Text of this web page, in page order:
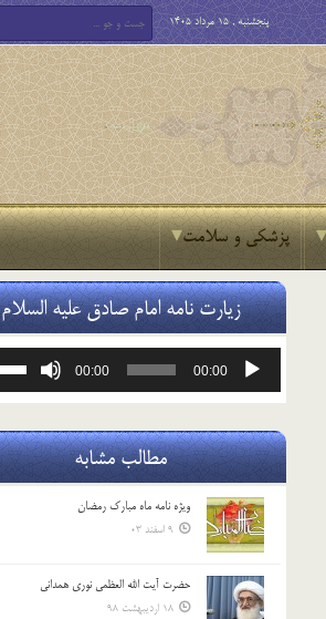
پنجشنبه , 15 مرداد 1405
پزشکی و سلامت
زیارت نامه امام صادق علیه السلام
پخش‌کننده
00:00
00:00
مطالب مشابه
ویژه نامه ماه مبارک رمضان
9 اسفند 03
حضرت آیت الله العظمی نوری همدانی
18 اردیبهشت 98